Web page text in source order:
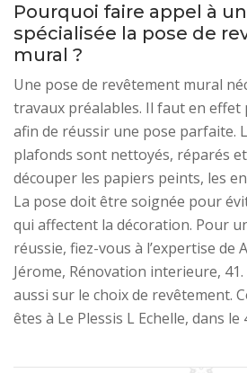
Pourquoi faire appel à
spécialisée la pose de
mural ?
Une pose de revêtement mural
travaux préalables. Il faut en
afin de réussir une pose parfaite.
plafonds sont nettoyés, réparés
découper les papiers peints, les
La pose doit être soignée pour
qui affectent la décoration. Pour
réussie, fiez-vous à l’expertise de
Jérome, Rénovation interieure,
aussi sur le choix de revêtement.
êtes à Le Plessis L Echelle, dans le